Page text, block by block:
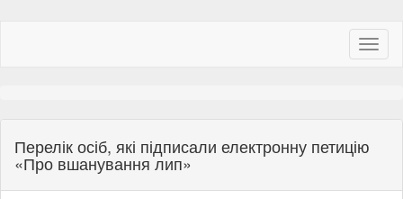
Перелік осіб, які підписали електронну петицію
«Про вшанування лип»